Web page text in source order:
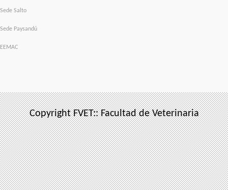
Sede Salto
Sede Paysandú
EEMAC
Copyright FVET:: Facultad de Veterinaria